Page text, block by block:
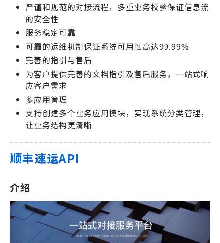
严谨和规范的对接流程，多重业务校验保证信息流
的安全性
服务稳定可靠
可靠的运维机制保证系统可用性高达99.99%
完善的指引与售后
为客户提供完善的文档指引及售后服务，一站式响
应客户需求
多应用管理
支持创建多个业务应用模块，实现系统分类管理，
让业务结构更清晰
顺丰速运API
介绍